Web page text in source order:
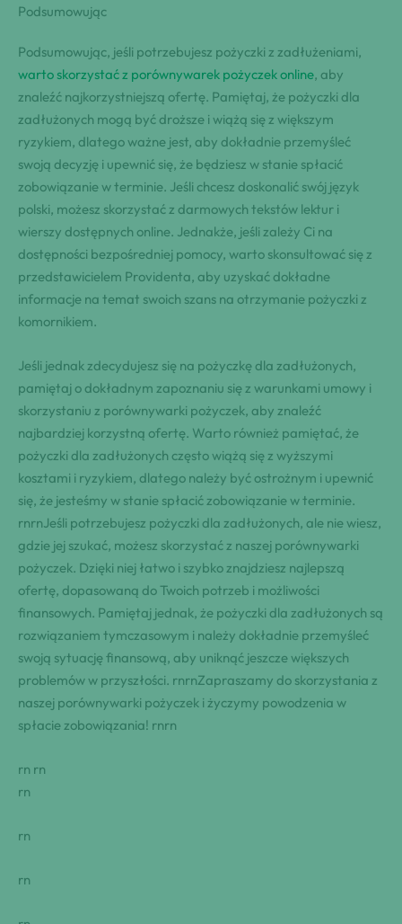
Podsumowując
Podsumowując, jeśli potrzebujesz pożyczki z zadłużeniami,
warto skorzystać z porównywarek pożyczek online, aby
znaleźć najkorzystniejszą ofertę. Pamiętaj, że pożyczki dla
zadłużonych mogą być droższe i wiążą się z większym
ryzykiem, dlatego ważne jest, aby dokładnie przemyśleć
swoją decyzję i upewnić się, że będziesz w stanie spłacić
zobowiązanie w terminie. Jeśli chcesz doskonalić swój język
polski, możesz skorzystać z darmowych tekstów lektur i
wierszy dostępnych online. Jednakże, jeśli zależy Ci na
dostępności bezpośredniej pomocy, warto skonsultować się z
przedstawicielem Providenta, aby uzyskać dokładne
informacje na temat swoich szans na otrzymanie pożyczki z
komornikiem.
Jeśli jednak zdecydujesz się na pożyczkę dla zadłużonych,
pamiętaj o dokładnym zapoznaniu się z warunkami umowy i
skorzystaniu z porównywarki pożyczek, aby znaleźć
najbardziej korzystną ofertę. Warto również pamiętać, że
pożyczki dla zadłużonych często wiążą się z wyższymi
kosztami i ryzykiem, dlatego należy być ostrożnym i upewnić
się, że jesteśmy w stanie spłacić zobowiązanie w terminie.
rnrnJeśli potrzebujesz pożyczki dla zadłużonych, ale nie wiesz,
gdzie jej szukać, możesz skorzystać z naszej porównywarki
pożyczek. Dzięki niej łatwo i szybko znajdziesz najlepszą
ofertę, dopasowaną do Twoich potrzeb i możliwości
finansowych. Pamiętaj jednak, że pożyczki dla zadłużonych są
rozwiązaniem tymczasowym i należy dokładnie przemyśleć
swoją sytuację finansową, aby uniknąć jeszcze większych
problemów w przyszłości. rnrnZapraszamy do skorzystania z
naszej porównywarki pożyczek i życzymy powodzenia w
spłacie zobowiązania! rnrn
rn rn
rn
rn
rn